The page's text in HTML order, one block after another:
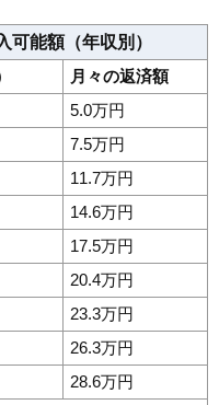
能額（年収別）
月々の返済額
5.0万円
7.5万円
11.7万円
14.6万円
17.5万円
20.4万円
23.3万円
26.3万円
28.6万円